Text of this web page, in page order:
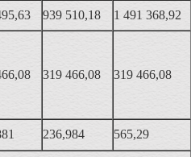
939 510,18 1 491 368,92
319 466,08 319 466,08
236,984
565,29